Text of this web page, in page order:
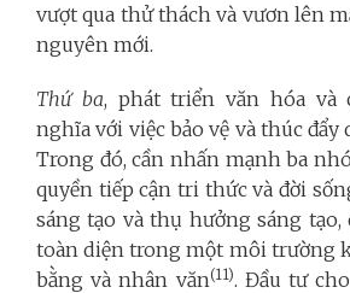
vượt qua thử thách và vươn lên
nguyên mới.
Thứ ba, phát triển văn hóa và
nghĩa với việc bảo vệ và thúc đẩy
Trong đó, cần nhấn mạnh ba
quyền tiếp cận tri thức và đời
sáng tạo và thụ hưởng sáng
toàn diện trong một môi trường
bằng và nhân văn(11). Đầu tư